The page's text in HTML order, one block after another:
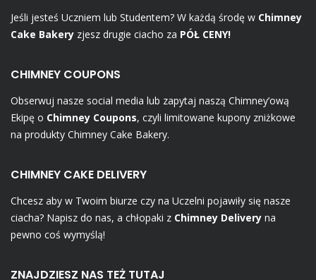
Jeśli jesteś Uczniem lub Studentem? W każdą środę w Chimney
Cake Bakery zjesz drugie ciacho za PÓŁ CENY!
CHIMNEY COUPONS
Obserwuj nasze social media lub zapytaj naszą Chimney’ową
Ekipę o Chimney Coupons, czyli limitowane kupony zniżkowe
na produkty Chimney Cake Bakery.
CHIMNEY CAKE DELIVERY
Chcesz aby w Twoim biurze czy na Uczelni pojawiły się nasze
ciacha? Napisz do nas, a chłopaki z Chimney Delivery na
pewno coś wymyślą!
ZNAJDZIESZ NAS TEŻ TUTAJ